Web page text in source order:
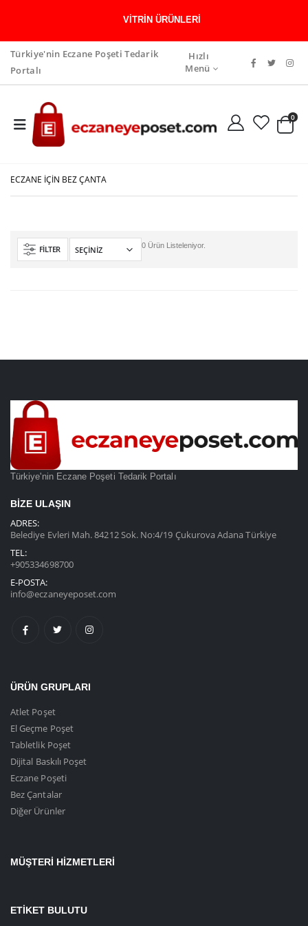
VITRIN ÜRÜNLERI
Türkiye'nin Eczane Poşeti Tedarik
Portalı
Hızlı
Menü
0
ECZANE İÇIN BEZ ÇANTA
FILTER 0 Ürün Listeleniyor.
Türkiye'nin Eczane Poşeti Tedarik Portalı
BIZE ULAŞIN
ADRES:
Belediye Evleri Mah. 84212 Sok. No:4/19 Çukurova Adana Türkiye
TEL:
+905334698700
E-POSTA:
info@eczaneyeposet.com
ÜRÜN GRUPLARI
Atlet Poşet
El Geçme Poşet
Tabletlik Poşet
Dijital Baskılı Poşet
Eczane Poşeti
Bez Çantalar
Diğer Ürünler
MÜŞTERI HIZMETLERI
ETIKET BULUTU